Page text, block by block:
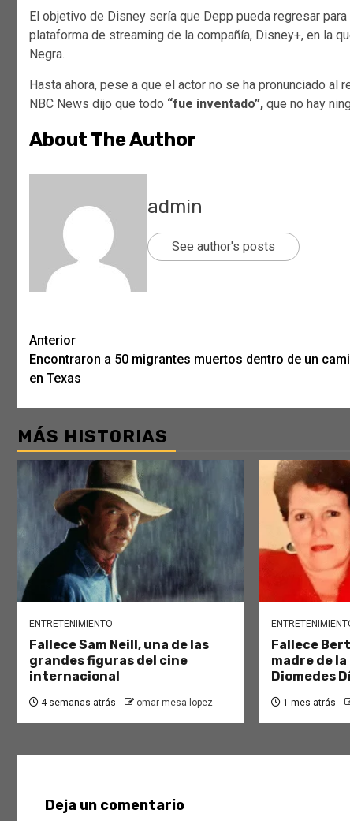
El objetivo de Disney sería que Depp pueda regresar
plataforma de streaming de la compañía, Disney+, en la
Negra.
Hasta ahora, pese a que el actor no se ha pronunciado
NBC News dijo que todo “fue inventado”, que no hay
About The Author
admin
See author's posts
Post
navigation
Anterior
Encontraron a 50 migrantes muertos dentro de un
en Texas
MÁS HISTORIAS
ENTRETENIMIENTO
Fallece Sam Neill, una de las
grandes figuras del cine
internacional
4 semanas atrás omar mesa lopez
Fallece
madre de
Diomedes
1 mes atrás
Deja un comentario